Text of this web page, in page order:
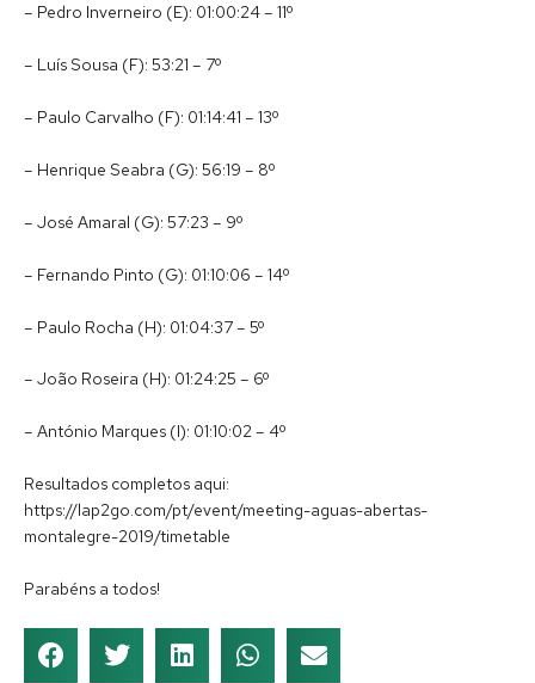
– Pedro Inverneiro (E): 01:00:24 – 11º
– Luís Sousa (F): 53:21 – 7º
– Paulo Carvalho (F): 01:14:41 – 13º
– Henrique Seabra (G): 56:19 – 8º
– José Amaral (G): 57:23 – 9º
– Fernando Pinto (G): 01:10:06 – 14º
– Paulo Rocha (H): 01:04:37 – 5º
– João Roseira (H): 01:24:25 – 6º
– António Marques (I): 01:10:02 – 4º
Resultados completos aqui:
https://lap2go.com/pt/event/meeting-aguas-abertas-
montalegre-2019/timetable
Parabéns a todos!